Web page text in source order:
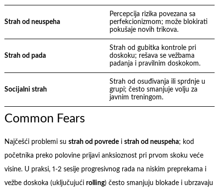
Strah od neuspeha
Percepcija rizika povezana sa
perfekcionizmom; može blokirati
pokušaje novih trikova.
Strah od pada
Strah od gubitka kontrole pri
doskoku; rešava se vežbama
padanja i pravilnim doskokom.
Socijalni strah
Strah od osuđivanja ili sprdnje u
grupi; često smanjuje volju za
javnim treningom.
Common Fears
Najčešći problemi su strah od povredei strah od neuspeha; kod
početnika preko polovine prijavi anksioznost pri prvom skoku veće
visine. U praksi, 1-2 sesije progresivnog rada na niskim preprekama i
vežbe doskoka (uključujući rolling) često smanjuju blokade i ubrzavaju